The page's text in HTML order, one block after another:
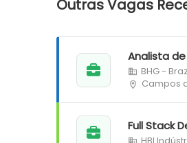
Outras Vagas
Analista
BHG -
Campos
Full Stack
HBI